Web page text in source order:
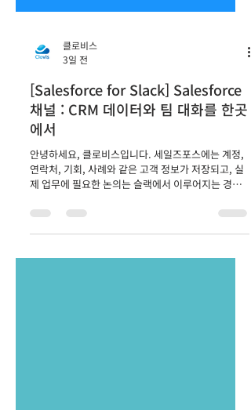
클로비스
3일 전
[Salesforce for Slack] Salesforce
채널 : CRM 데이터와 팀 대화를 한곳
에서
안녕하세요, 클로비스입니다. 세일즈포스에는 계정,
연락처, 기회, 사례와 같은 고객 정보가 저장되고, 실
제 업무에 필요한 논의는 슬랙에서 이루어지는 경우
가 많습니다. 이처럼 데이터와 대화가 서로 다른 공간
에 나뉘어 있으면 담당자는 세일즈포스와 슬랙을 반